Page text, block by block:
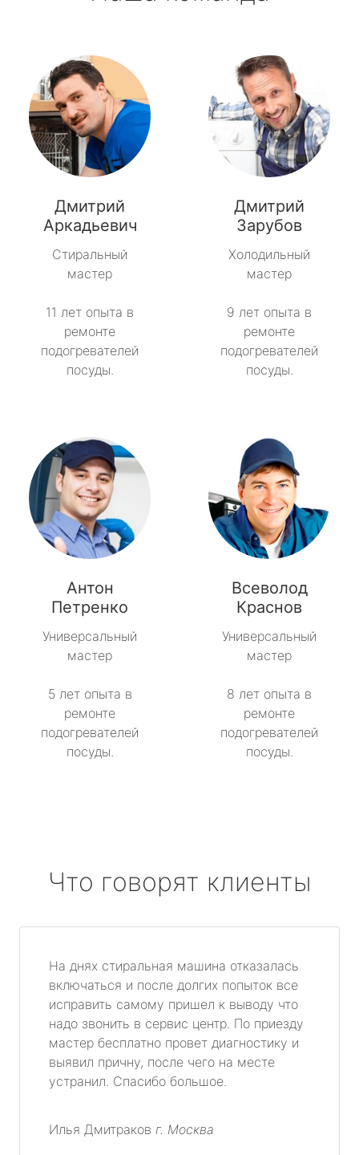
Дмитрий
Аркадьевич
Стиральный
мастер
11 лет опыта в
ремонте
подогревателей
посуды.
Дмитрий
Зарубов
Холодильный
мастер
9 лет опыта в
ремонте
подогревателей
посуды.
Антон
Петренко
Универсальный
мастер
5 лет опыта в
ремонте
подогревателей
посуды.
Всеволод
Краснов
Универсальный
мастер
8 лет опыта в
ремонте
подогревателей
посуды.
Что говорят клиенты
На днях стиральная машина отказалась
включаться и после долгих попыток все
исправить самому пришел к выводу что
надо звонить в сервис центр. По приезду
мастер бесплатно провет диагностику и
выявил причну, после чего на месте
устранил. Спасибо большое.
Илья Дмитраков г. Москва